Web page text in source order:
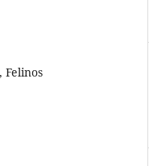
Felinos